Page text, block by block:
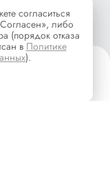
6, 4 этаж
6, 4 этаж
согласиться
либо
(порядок отказа
в Политике
).